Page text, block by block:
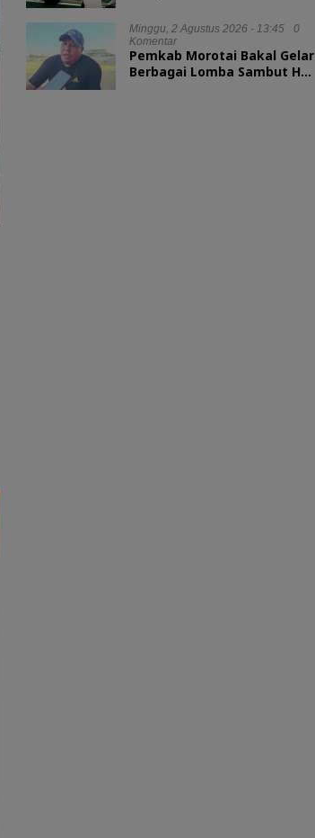
Minggu, 2 Agustus 2026 - 13:45
0
Komentar
Pemkab Morotai Bakal Gelar
Berbagai Lomba Sambut HUT